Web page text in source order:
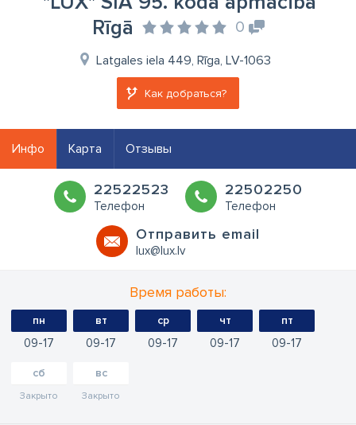
Rīgā
0
Latgales iela 449, Rīga, LV-1063
Как добраться?
Инфо Карта Отзывы
22522523
Телефон
22502250
Телефон
Oтправить email
lux@lux.lv
Время работы:
пн
09 17
вт
09 17
ср
09 17
чт
09 17
пт
09 17
сб
Закрыто
вс
Закрыто